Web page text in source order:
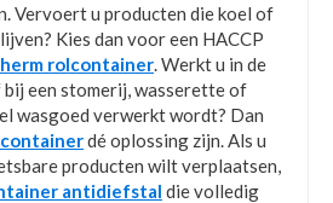
Vervoert u producten die koel of
Kies dan voor een HACCP
rolcontainer. Werkt u in de
een stomerij, wasserette of
wasgoed verwerkt wordt? Dan
dé oplossing zijn. Als u
producten wilt verplaatsen,
antidiefstal die volledig